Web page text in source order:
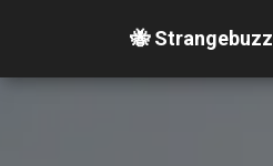
🐝 Strangebuzz